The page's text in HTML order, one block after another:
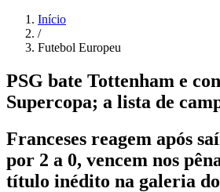
Início
/
Futebol Europeu
PSG bate Tottenham e
Supercopa; a lista de
Franceses reagem após
por 2 a 0, vencem nos
título inédito na galeria